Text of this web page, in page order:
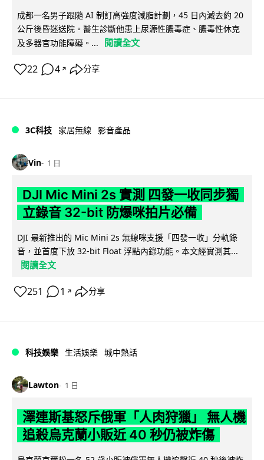
成都一名男子跟隨 AI 制訂高強度減脂計劃，45 日內減去約 20
公斤後昏迷送院。醫生診斷他患上尿源性膿毒症、膿毒性休克
及多器官功能障礙。...
閱讀全文
22 4 ↗ 分享
3C科技 家居無線 影音產品
Vin 1 日
DJI Mic Mini 2s 實測 四發一收同步獨
立錄音 32-bit 防爆咪拍片必備
DJI 最新推出的 Mic Mini 2s 無線咪支援「四發一收」分軌錄
音，並首度下放 32-bit Float 浮點內錄功能。本文經實測其...
閱讀全文
251 1 ↗ 分享
科技娛樂 生活娛樂 城中熱話
Lawton 1 日
澤連斯基怒斥俄軍「人肉狩獵」 無人機
追殺烏克蘭小販近 40 秒仍被炸傷